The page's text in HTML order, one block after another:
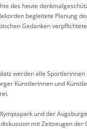
des heute
begleitete Planung
Gedanken
werden alle
Künstlerinnen und
und der
mit Zeitzeugen der